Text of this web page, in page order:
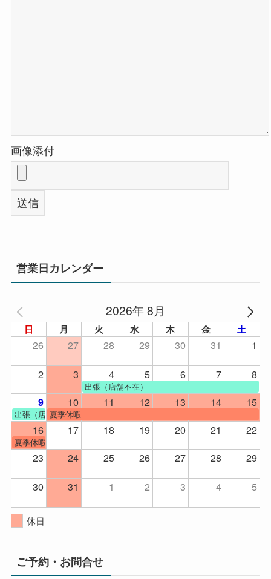
画像添付
営業日カレンダー
2026年 8月
日 月 火 水 木 金 土
26 27 28 29 30 31
1
2
3 4 5 6 7 8
出張（店舗不在）
9 10 11 12 13 14 15
出張（店舗不在）
夏季休暇
16 17 18 19 20 21 22
夏季休暇
23 24 25 26 27 28
29
30
31 1 2 3 4 5
休日
ご予約・お問合せ